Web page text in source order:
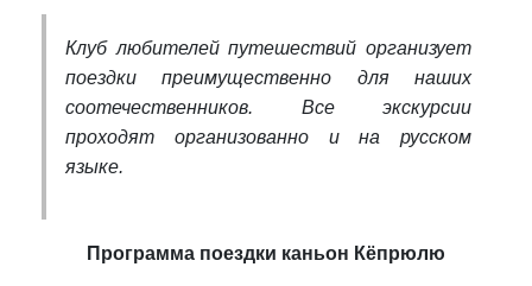
Клуб любителей путешествий организует
поездки преимущественно для наших
соотечественников. Все экскурсии
проходят организованно и на русском
языке.
Программа поездки каньон Кёпрюлю